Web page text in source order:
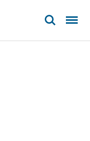
contatti